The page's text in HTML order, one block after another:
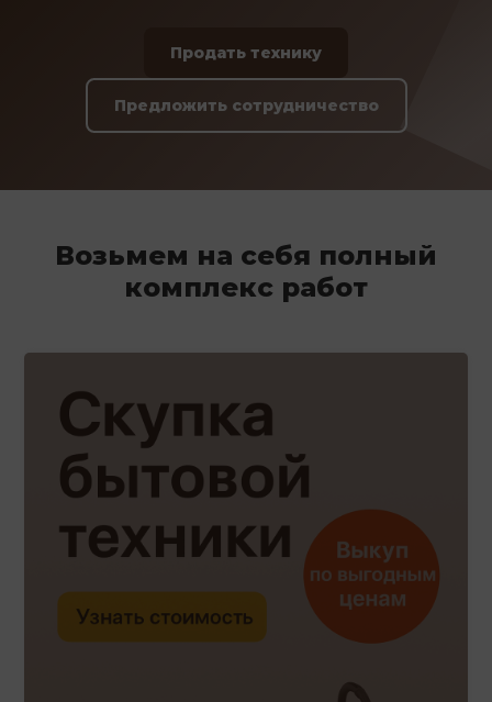
Продать технику
Предложить сотрудничество
Возьмем на себя полный
комплекс работ